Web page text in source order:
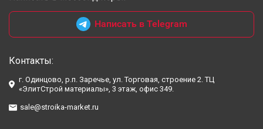
Написать в Telegram
Контакты:
г. Одинцово, р.п. Заречье, ул. Торговая, строение 2. ТЦ
«ЭлитСтрой материалы», 3 этаж, офис 349.
sale@stroika-market.ru